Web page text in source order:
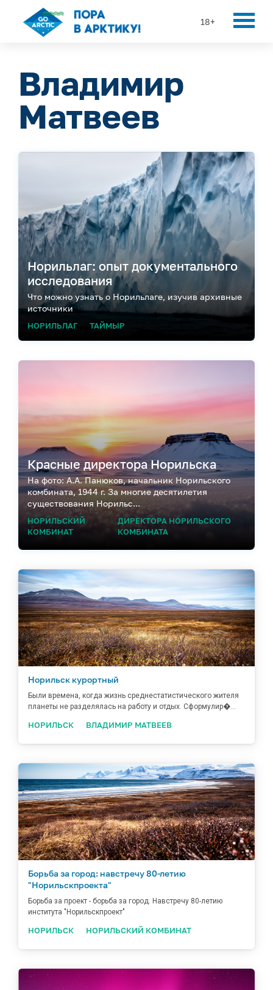
18+
Владимир
Матвеев
Норильлаг: опыт документального
исследования
Что можно узнать о Норильлаге, изучив архивные
источники
НОРИЛЬЛАГ ТАЙМЫР
Красные директора Норильска
На фото: А.А. Панюков, начальник Норильского
комбината, 1944 г. За многие десятилетия
существования Норильс...
НОРИЛЬСКИЙ
КОМБИНАТ
ДИРЕКТОРА НОРИЛЬСКОГО
КОМБИНАТА
Норильск курортный
Были времена, когда жизнь среднестатистического жителя
планеты не разделялась на работу и отдых. Сформулир�...
НОРИЛЬСК ВЛАДИМИР МАТВЕЕВ
Борьба за город: навстречу 80-летию
"Норильскпроекта"
Борьба за проект - борьба за город. Навстречу 80-летию
института "Норильскпроект"
НОРИЛЬСК НОРИЛЬСКИЙ КОМБИНАТ